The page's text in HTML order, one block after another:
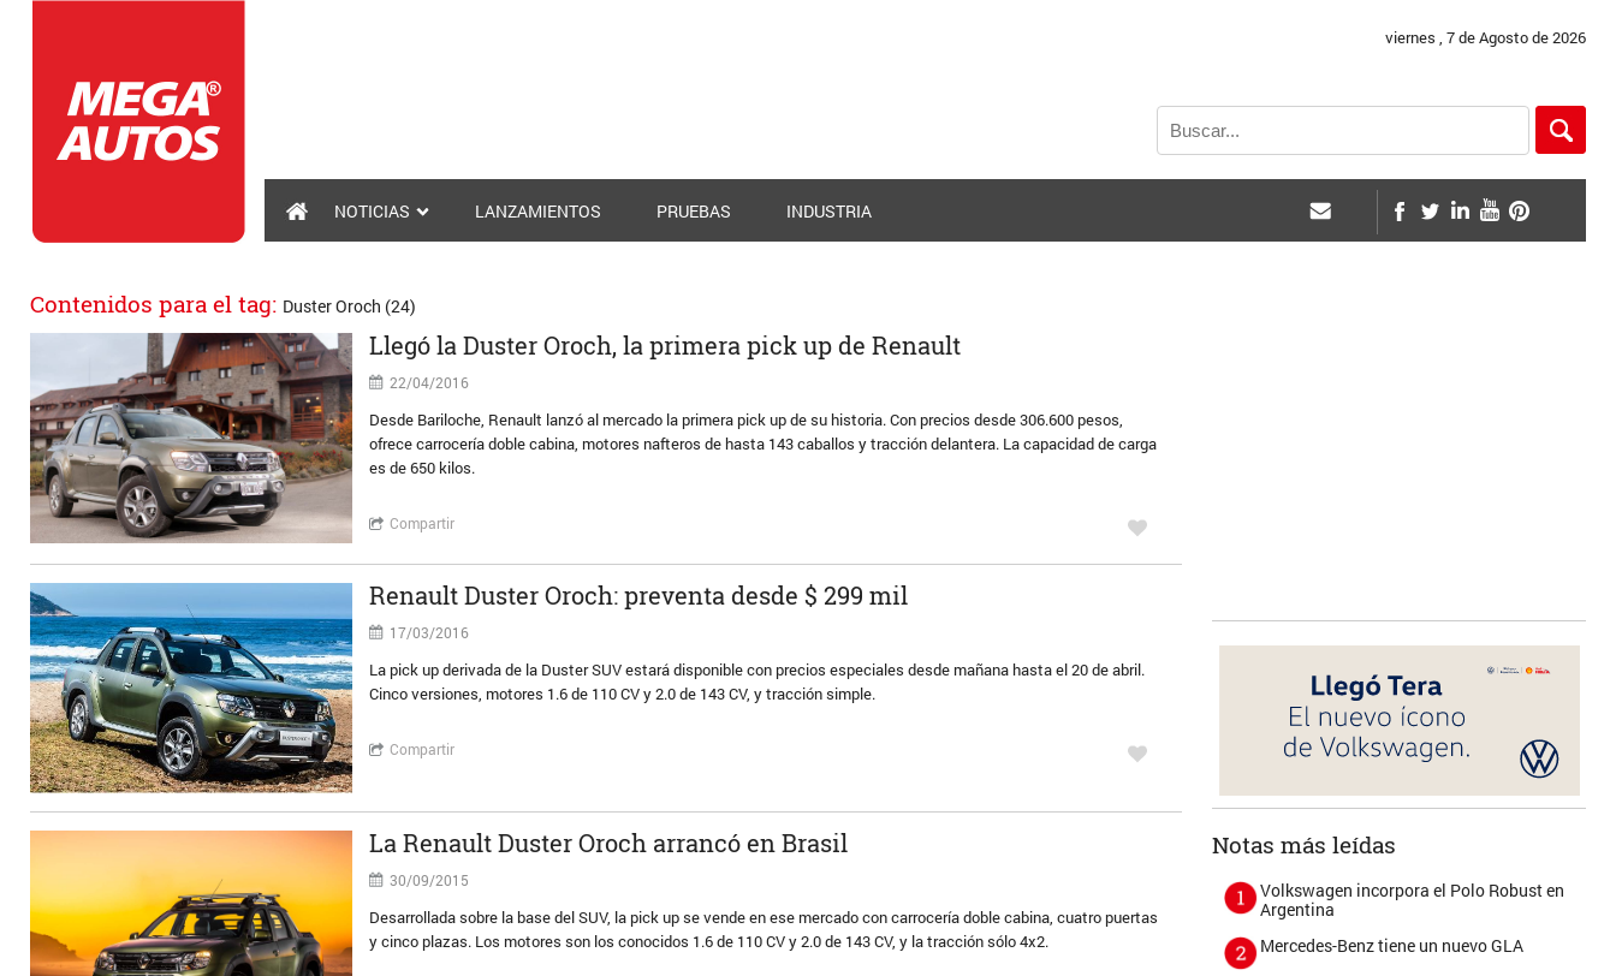
viernes , 7 de Agosto de 2026
NOTICIAS LANZAMIENTOS PRUEBAS INDUSTRIA
Contenidos para el tag: Duster Oroch (24)
Llegó la Duster Oroch, la primera pick up de Renault
22/04/2016
Desde Bariloche, Renault lanzó al mercado la primera pick up de su historia. Con precios desde 306.600 pesos,
ofrece carrocería doble cabina, motores nafteros de hasta 143 caballos y tracción delantera. La capacidad de carga
es de 650 kilos.
Compartir
Renault Duster Oroch: preventa desde $ 299 mil
17/03/2016
La pick up derivada de la Duster SUV estará disponible con precios especiales desde mañana hasta el 20 de abril.
Cinco versiones, motores 1.6 de 110 CV y 2.0 de 143 CV, y tracción simple.
Compartir
La Renault Duster Oroch arrancó en Brasil
30/09/2015
Desarrollada sobre la base del SUV, la pick up se vende en ese mercado con carrocería doble cabina, cuatro puertas
y cinco plazas. Los motores son los conocidos 1.6 de 110 CV y 2.0 de 143 CV, y la tracción sólo 4x2.
Notas más leídas
Volkswagen incorpora el Polo Robust en
Argentina
Mercedes-Benz tiene un nuevo GLA